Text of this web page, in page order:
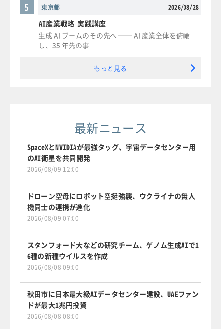
東京都 2026/08/28
5
AI産業戦略 実践講座
生成 AI ブームのその先へ ── AI 産業全体を俯瞰
し、35 年先の事
もっと見る
最新ニュース
SpaceXとNVIDIAが最強タッグ、宇宙データセンター用
のAI衛星を共同開発
2026/08/09 12:00
ドローン空母にロボット空挺強襲、ウクライナの無人
機同士の連携が進化
2026/08/09 07:00
スタンフォード大などの研究チーム、ゲノム生成AIで1
6種の新種ウイルスを作成
2026/08/08 09:00
秋田市に日本最大級AIデータセンター建設、UAEファン
ドが最大1兆円投資
2026/08/08 08:00